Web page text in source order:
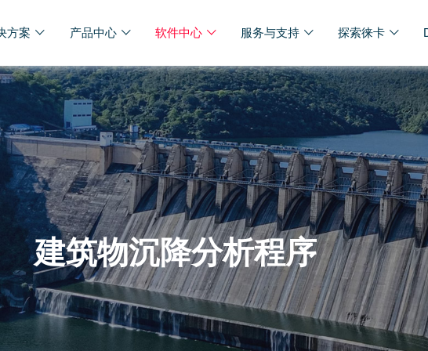
方案 产品中心 软件中心 服务与支持 探索徕卡
建筑物沉降分析程序